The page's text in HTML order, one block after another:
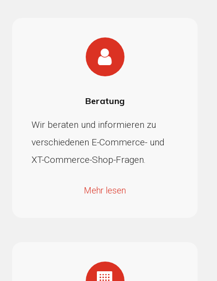
Beratung
Wir beraten und informieren zu
verschiedenen E-Commerce- und
XT-Commerce-Shop-Fragen.
Mehr lesen